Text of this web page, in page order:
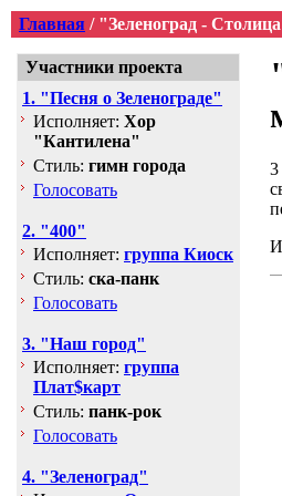
Главная / "Зеленоград -
Участники проекта
1. "Песня о Зеленограде"
Исполняет: Хор
"Кантилена"
Стиль: гимн города
Голосовать
2. "400"
Исполняет: группа Киоск
Стиль: ска-панк
Голосовать
3. "Наш город"
Исполняет: группа
Плат$карт
Стиль: панк-рок
Голосовать
4. "Зеленоград"
3